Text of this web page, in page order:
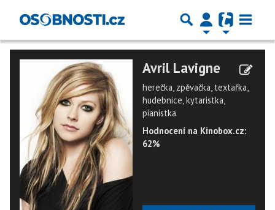
Avril Lavigne
herečka, zpěvačka, textařka,
hudebnice, kytaristka,
pianistka
Hodnocení na Kinobox.cz:
62%